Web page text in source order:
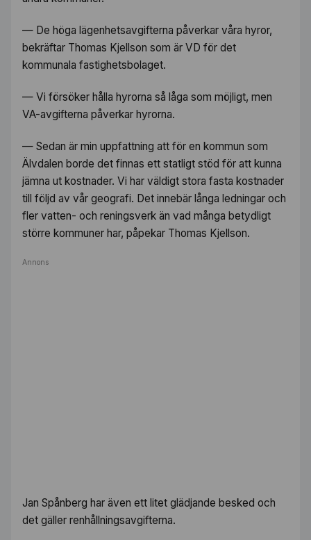
— De höga lägenhetsavgifterna påverkar våra hyror,
bekräftar Thomas Kjellson som är VD för det
kommunala fastighetsbolaget.
— Vi försöker hålla hyrorna så låga som möjligt, men
VA-avgifterna påverkar hyrorna.
— Sedan är min uppfattning att för en kommun som
Älvdalen borde det finnas ett statligt stöd för att kunna
jämna ut kostnader. Vi har väldigt stora fasta kostnader
till följd av vår geografi. Det innebär långa ledningar och
fler vatten- och reningsverk än vad många betydligt
större kommuner har, påpekar Thomas Kjellson.
Annons
Jan Spånberg har även ett litet glädjande besked och
det gäller renhållningsavgifterna.